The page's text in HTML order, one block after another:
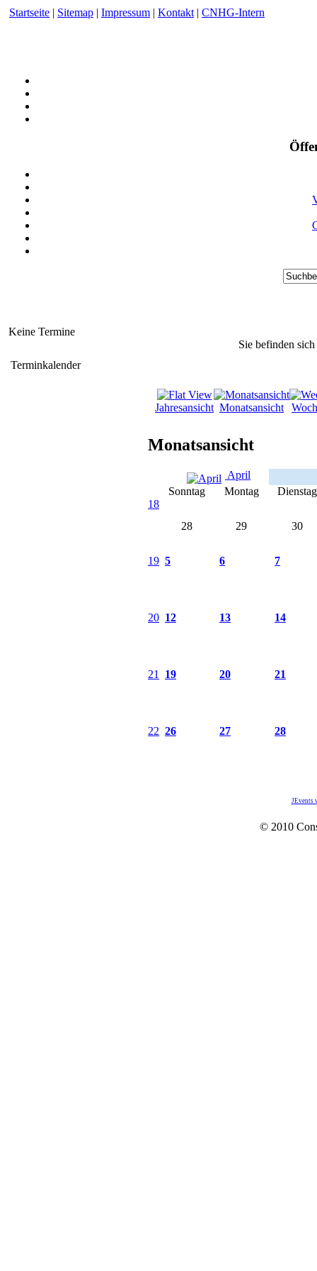
Startseite | Sitemap | Impressum | Kontakt | CNHG-Intern
Keine Termine
Sie befinden
Terminkalender
Jahresansicht Monatsansicht
Monatsansicht
April
Sonntag
Montag
Dienstag
18
28
29 30
19 5 6 7
20 12 13 14
21 19 20 21
22 26 27 28
JEvents
© 2010